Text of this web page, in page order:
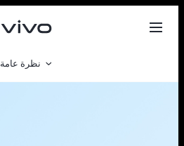
نظرة عامة